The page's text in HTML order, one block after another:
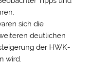
sich die
deutlichen
der HWK-
wird.